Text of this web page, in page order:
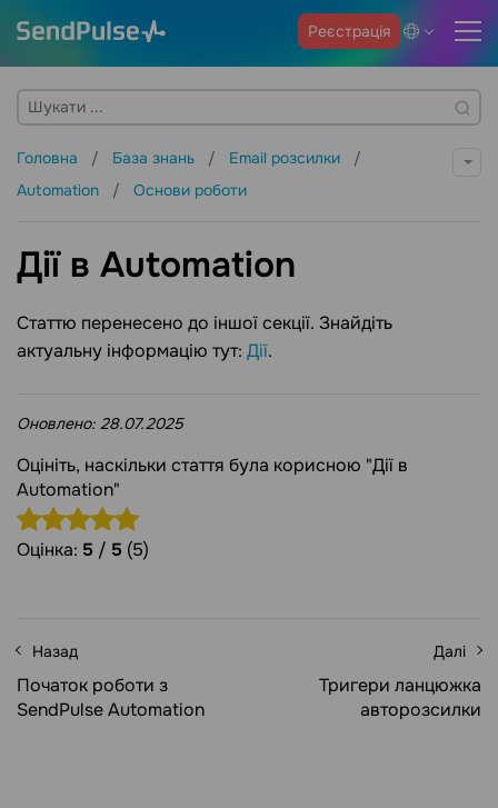
Реєстрація
Головна База знань
Email розсилки
Automation
Основи роботи
Дії в Automation
Статтю перенесено до іншої секції. Знайдіть
актуальну інформацію тут: Дії.
Оновлено: 28.07.2025
Оцініть, наскільки стаття була корисною "Дії в
Automation"
Оцінка: 5 / 5 (5)
Назад
Початок роботи з
SendPulse Automation
Далі
Тригери ланцюжка
авторозсилки